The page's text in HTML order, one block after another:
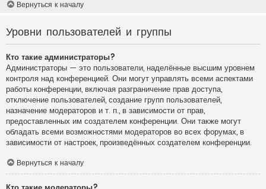
Вернуться к началу
Уровни пользователей и группы
Кто такие администраторы?
Администраторы — это пользователи, наделённые высшим уровнем
контроля над конференцией. Они могут управлять всеми аспектами
работы конференции, включая разграничение прав доступа,
отключение пользователей, создание групп пользователей,
назначение модераторов и т. п., в зависимости от прав,
предоставленных им создателем конференции. Они также могут
обладать всеми возможностями модераторов во всех форумах, в
зависимости от настроек, произведённых создателем конференции.
Вернуться к началу